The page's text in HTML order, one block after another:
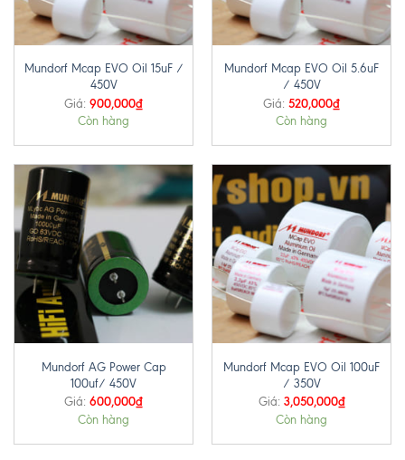
Mundorf Mcap EVO Oil 15uF /
450V
Giá: 900,000₫
Còn hàng
Mundorf Mcap EVO Oil 5.6uF
/ 450V
Giá: 520,000₫
Còn hàng
Mundorf AG Power Cap
100uf/ 450V
Giá: 600,000₫
Còn hàng
Mundorf Mcap EVO Oil 100uF
/ 350V
Giá: 3,050,000₫
Còn hàng